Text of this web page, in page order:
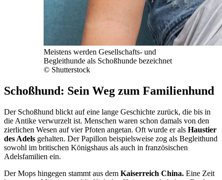
Meistens werden Gesellschafts- und
Begleithunde als Schoßhunde bezeichnet
© Shutterstock
Schoßhund: Sein Weg zum Familienhund
Der Schoßhund blickt auf eine lange Geschichte zurück, die bis in
die Antike verwurzelt ist. Menschen waren schon damals von den
zierlichen Wesen auf vier Pfoten angetan. Oft wurde er als Haustier
des Adels gehalten. Der Papillon beispielsweise zog als Begleithund
sowohl im britischen Königshaus als auch in französischen
Adelsfamilien ein.
Der Mops hingegen stammt aus dem Kaiserreich China. Eine Zeit